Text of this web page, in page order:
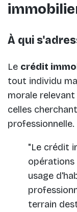
À qui
Le crédit
tout individu
morale
celles
professionnelle.
"Le crédit
opérations
usage
terrain